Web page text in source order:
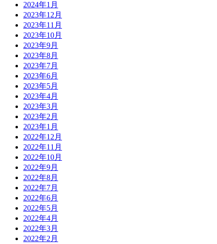
2024年1月
2023年12月
2023年11月
2023年10月
2023年9月
2023年8月
2023年7月
2023年6月
2023年5月
2023年4月
2023年3月
2023年2月
2023年1月
2022年12月
2022年11月
2022年10月
2022年9月
2022年8月
2022年7月
2022年6月
2022年5月
2022年4月
2022年3月
2022年2月